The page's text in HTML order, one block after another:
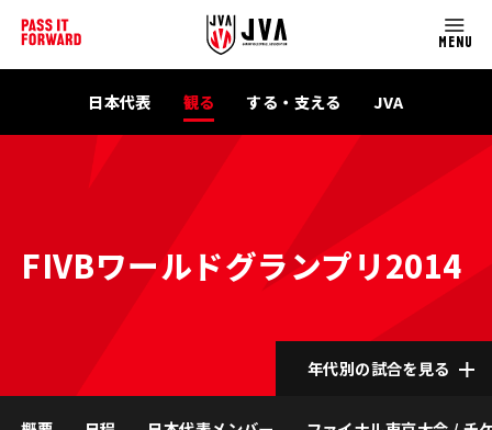
MENU
日本代表 観る する・支える JVA
FIVBワールドグランプリ2014
年代別の試合を見る